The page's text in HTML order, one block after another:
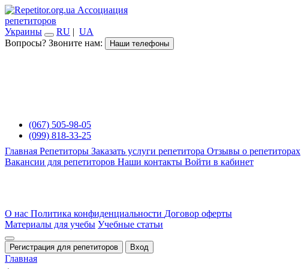
Ассоциация
репетиторов
Украины
RU | UA
Вопросы? Звоните нам:
Наши телефоны
(067) 505-98-05
(099) 818-33-25
Главная Репетиторы Заказать услуги репетитора Отзывы о репетиторах
Вакансии для репетиторов Наши контакты Войти в кабинет
О нас Политика конфиденциальности Договор оферты
Материалы для учебы Учебные статьи
Регистрация для репетиторов Вход
Главная